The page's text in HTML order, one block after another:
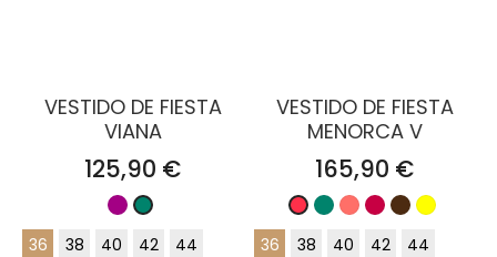
VESTIDO DE FIESTA
VIANA
Precio
125,90 €
Buganvilla
Verde
pato
36 38 40 42 44
VESTIDO DE FIESTA
MENORCA V
Precio
165,90 €
CoralVerde
pato
Maquillaje
RubíMarrón
Chocolate
Amarillo
36
38 40 42 44